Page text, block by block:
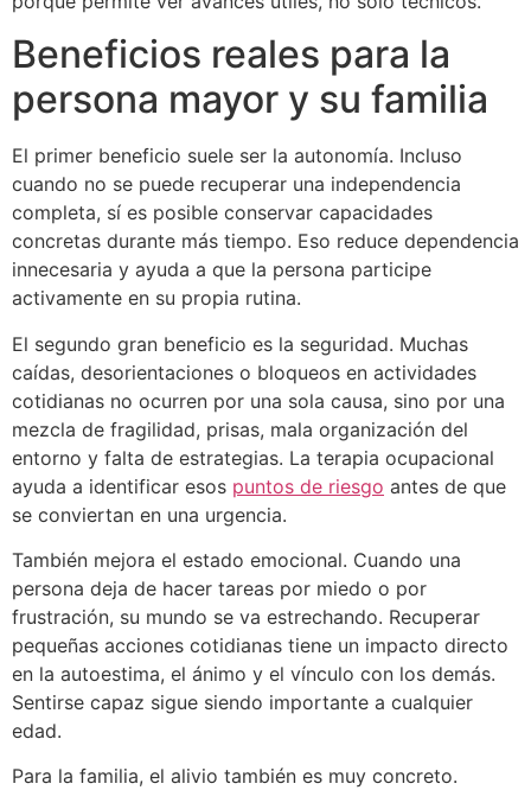
Beneficios reales para la
persona mayor y su familia
El primer beneficio suele ser la autonomía. Incluso
cuando no se puede recuperar una independencia
completa, sí es posible conservar capacidades
concretas durante más tiempo. Eso reduce dependencia
innecesaria y ayuda a que la persona participe
activamente en su propia rutina.
El segundo gran beneficio es la seguridad. Muchas
caídas, desorientaciones o bloqueos en actividades
cotidianas no ocurren por una sola causa, sino por una
mezcla de fragilidad, prisas, mala organización del
entorno y falta de estrategias. La terapia ocupacional
ayuda a identificar esos puntos de riesgo antes de que
se conviertan en una urgencia.
También mejora el estado emocional. Cuando una
persona deja de hacer tareas por miedo o por
frustración, su mundo se va estrechando. Recuperar
pequeñas acciones cotidianas tiene un impacto directo
en la autoestima, el ánimo y el vínculo con los demás.
Sentirse capaz sigue siendo importante a cualquier
edad.
Para la familia, el alivio también es muy concreto.